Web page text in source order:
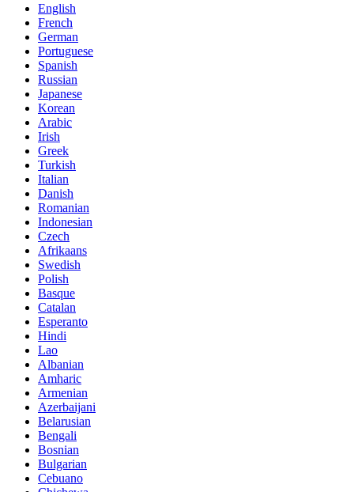
English
French
German
Portuguese
Spanish
Russian
Japanese
Korean
Arabic
Irish
Greek
Turkish
Italian
Danish
Romanian
Indonesian
Czech
Afrikaans
Swedish
Polish
Basque
Catalan
Esperanto
Hindi
Lao
Albanian
Amharic
Armenian
Azerbaijani
Belarusian
Bengali
Bosnian
Bulgarian
Cebuano